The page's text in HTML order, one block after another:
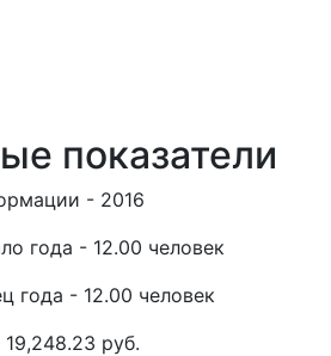
показатели
- 2016
года - 12.00 человек
года - 12.00 человек
руб.